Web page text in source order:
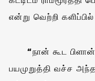
என்று வெற்றி
“நான் கூட பிளான்
பயமுறுத்தி வச்ச